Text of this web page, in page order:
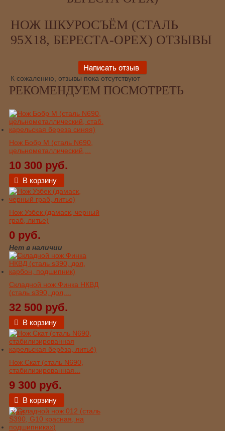
НОЖ ШКУРОСЪЁМ (СТАЛЬ
95Х18, БЕРЕСТА-ОРЕХ) ОТЗЫВЫ
К сожалению, отзывы пока отсутствуют
РЕКОМЕНДУЕМ ПОСМОТРЕТЬ
Нож Бобр М (сталь N690,
цельнометаллический,...
10 300 руб.
В корзину
Нож Узбек (дамаск, черный
граб, литье)
0 руб.
Нет в наличии
Складной нож Финка НКВД
(сталь s390, дол,...
32 500 руб.
В корзину
Нож Скат (сталь N690,
стабилизированная...
9 300 руб.
В корзину
Хит!